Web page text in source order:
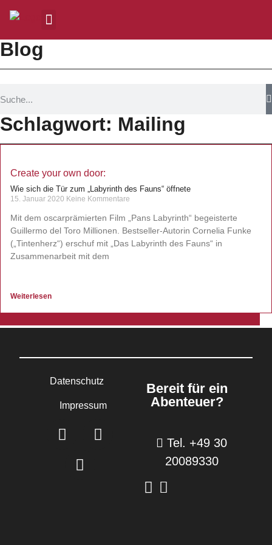
Blog
Schlagwort: Mailing
Create your own door:
Wie sich die Tür zum „Labyrinth des Fauns“ öffnete
15. Januar 2020 Keine Kommentare
Mit dem oscarprämierten Film „Pans Labyrinth“ begeisterte
Guillermo del Toro Millionen. Bestseller-Autorin Cornelia Funke
(„Tintenherz“) erschuf mit „Das Labyrinth des Fauns“ in
Zusammenarbeit mit dem
Weiterlesen
Datenschutz
Impressum
Bereit für ein
Abenteuer?
Tel. +49 30
20089330